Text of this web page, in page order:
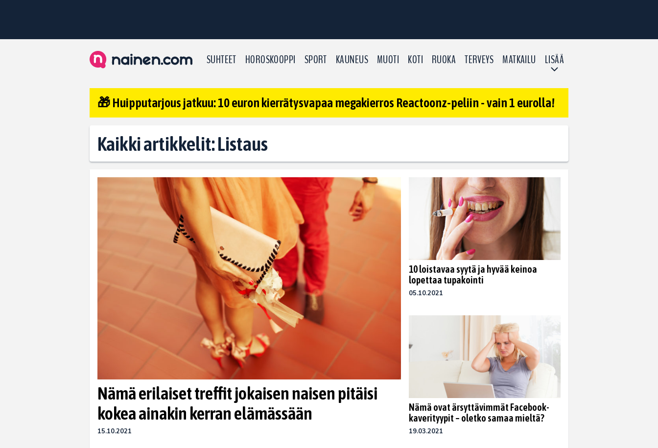
SUHTEET HOROSKOOPPI SPORT KAUNEUS MUOTI KOTI RUOKA TERVEYS MATKAILU LISÄÄ
🎁 Huipputarjous jatkuu: 10 euron kierrätysvapaa megakierros Reactoonz-peliin - vain 1 eurolla!
Kaikki artikkelit: Listaus
Nämä erilaiset treffit jokaisen naisen pitäisi
kokea ainakin kerran elämässään
15.10.2021
10 loistavaa syytä ja hyvää keinoa
lopettaa tupakointi
05.10.2021
Nämä ovat ärsyttävimmät Facebook-
kaverityypit – oletko samaa mieltä?
19.03.2021